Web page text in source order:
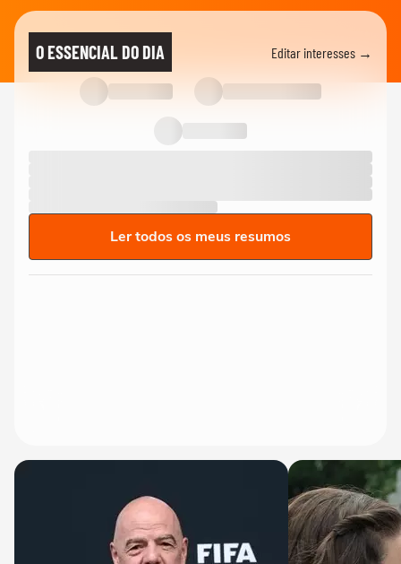
O ESSENCIAL DO DIA Editar interesses →
Ler todos os meus resumos